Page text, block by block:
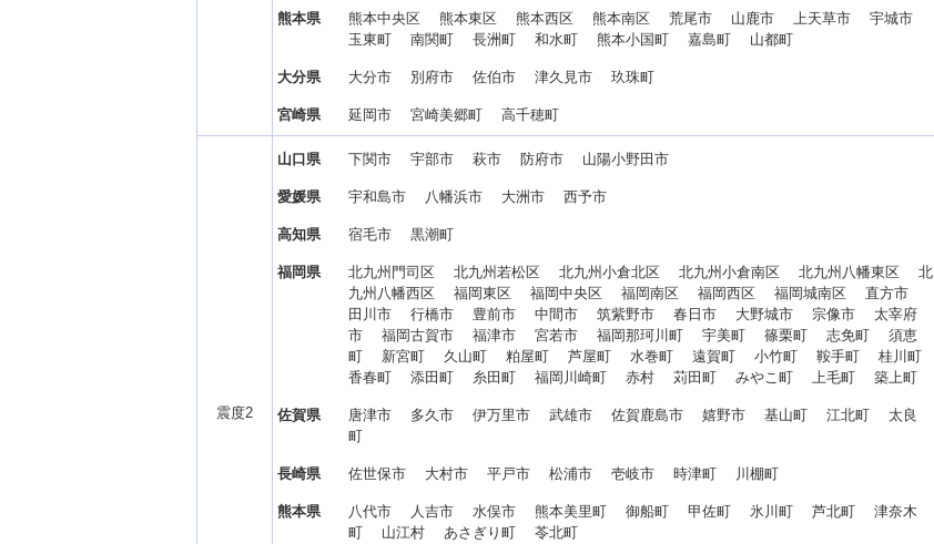
熊本県
熊本中央区 熊本東区 熊本西区 熊本南区 荒尾市 山鹿市 上天草市 宇城市
玉東町 南関町 長洲町 和水町 熊本小国町 嘉島町 山都町
大分県 大分市 別府市 佐伯市 津久見市 玖珠町
宮崎県 延岡市 宮崎美郷町 高千穂町
震度2
山口県 下関市 宇部市 萩市 防府市 山陽小野田市
愛媛県 宇和島市 八幡浜市 大洲市 西予市
高知県 宿毛市 黒潮町
福岡県
北九州門司区 北九州若松区 北九州小倉北区 北九州小倉南区 北九州八幡東区 北
九州八幡西区 福岡東区 福岡中央区 福岡南区 福岡西区 福岡城南区 直方市
田川市 行橋市 豊前市 中間市 筑紫野市 春日市 大野城市 宗像市 太宰府
市 福岡古賀市 福津市 宮若市 福岡那珂川町 宇美町 篠栗町 志免町 須恵
町 新宮町 久山町 粕屋町 芦屋町 水巻町 遠賀町 小竹町 鞍手町 桂川町
香春町 添田町 糸田町 福岡川崎町 赤村 苅田町 みやこ町 上毛町 築上町
佐賀県
唐津市 多久市 伊万里市 武雄市 佐賀鹿島市 嬉野市 基山町 江北町 太良
町
長崎県 佐世保市 大村市 平戸市 松浦市 壱岐市 時津町 川棚町
熊本県
八代市 人吉市 水俣市 熊本美里町 御船町 甲佐町 氷川町 芦北町 津奈木
町 山江村 あさぎり町 苓北町